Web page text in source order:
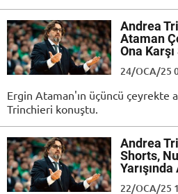
Andrea
Ataman
Ona
24/OCA/25
Ergin Ataman'ın üçüncü çeyrekte
Trinchieri konuştu.
Andrea
Shorts,
Yarışında
22/OCA/25